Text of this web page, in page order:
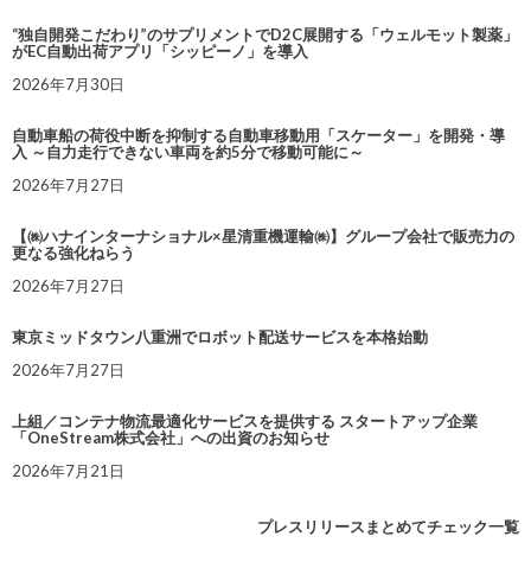
“独自開発こだわり”のサプリメントでD2C展開する「ウェルモット製薬」
がEC自動出荷アプリ「シッピーノ」を導入
2026年7月30日
自動車船の荷役中断を抑制する自動車移動用「スケーター」を開発・導
入 ～自力走行できない車両を約5分で移動可能に～
2026年7月27日
【㈱ハナインターナショナル×星清重機運輸㈱】グループ会社で販売力の
更なる強化ねらう
2026年7月27日
東京ミッドタウン八重洲でロボット配送サービスを本格始動
2026年7月27日
上組／コンテナ物流最適化サービスを提供する スタートアップ企業
「OneStream株式会社」への出資のお知らせ
2026年7月21日
プレスリリースまとめてチェック一覧